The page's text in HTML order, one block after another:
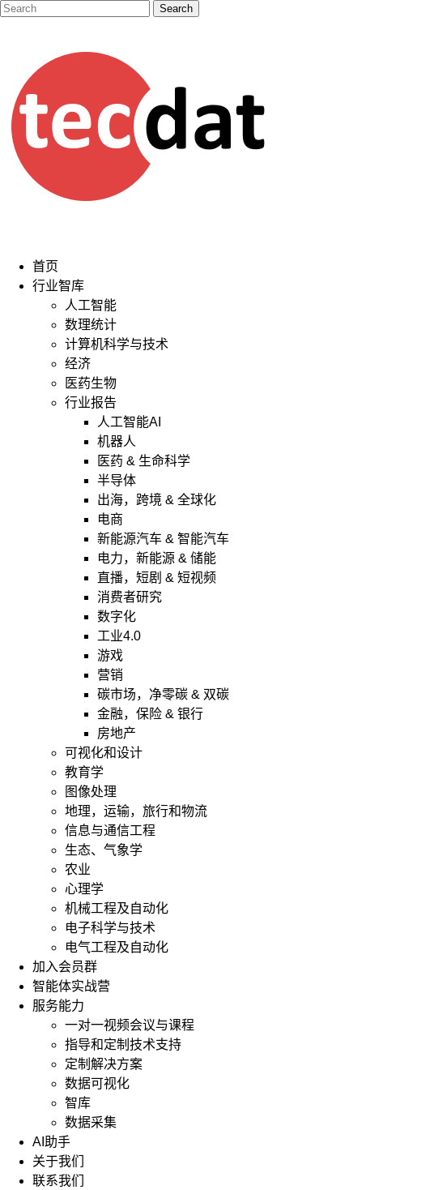
首页
行业智库
人工智能
数理统计
计算机科学与技术
经济
医药生物
行业报告
人工智能AI
机器人
医药 & 生命科学
半导体
出海，跨境 & 全球化
电商
新能源汽车 & 智能汽车
电力，新能源 & 储能
直播，短剧 & 短视频
消费者研究
数字化
工业4.0
游戏
营销
碳市场，净零碳 & 双碳
金融，保险 & 银行
房地产
可视化和设计
教育学
图像处理
地理，运输，旅行和物流
信息与通信工程
生态、气象学
农业
心理学
机械工程及自动化
电子科学与技术
电气工程及自动化
加入会员群
智能体实战营
服务能力
一对一视频会议与课程
指导和定制技术支持
定制解决方案
数据可视化
智库
数据采集
AI助手
关于我们
联系我们